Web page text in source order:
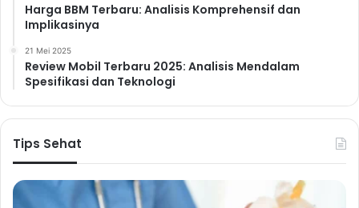
membuat Anda tertawa, atau membaca buku humor.
Manfaat Tertawa bagi
Kesehatan:
Meningkatkan suasana hati
Melepaskan endorfin
Menurunkan tekanan darah
6. Berjalan Kaki di Alam
Bebas: Terapi Alami untuk
Harga BBM Terbaru: Analisis Komprehensif dan
Implikasinya
21 Mei 2025
Review Mobil Terbaru 2025: Analisis Mendalam
Spesifikasi dan Teknologi
Tips Sehat